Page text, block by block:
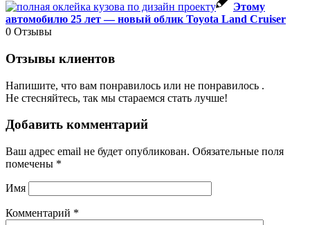
Этому
автомобилю 25 лет — новый облик Toyota Land Cruiser
0 Отзывы
Отзывы клиентов
Напишите, что вам понравилось или не понравилось .
Не стесняйтесь, так мы стараемся стать лучше!
Добавить комментарий
Ваш адрес email не будет опубликован. Обязательные поля
помечены *
Имя
Комментарий *